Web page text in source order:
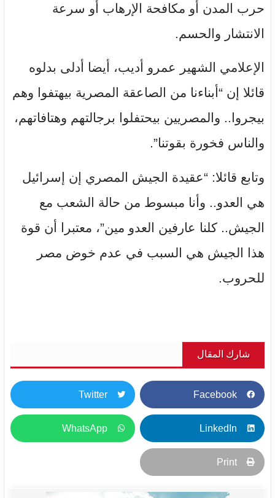
حرب المدن أو مكافحة الإرهاب أو سرعة
الانتشار والحسم.
الإعلامي الشهير عمرو أديب، أيضا أدلى بدلوه
قائلا إن “أبناءنا من الصاعقة المصرية بيهتفوا وهم
بيجروا.. والمصريين بيحتفلوا برجالتهم وهتافاتهم،
والناس فخورة بقوتنا”.
وتابع قائلا: “عقيدة الجيش المصري إن إسرائيل
هي العدو.. وأنا مبسوط من حالة الشعب مع
الجيش.. كلنا عارفين العدو مين”، معتبرا أن قوة
هذا الجيش هي السبب في عدم خوض مصر
للحروب.
شارك المقال
Facebook
Twitter
LinkedIn
WhatsApp
Print